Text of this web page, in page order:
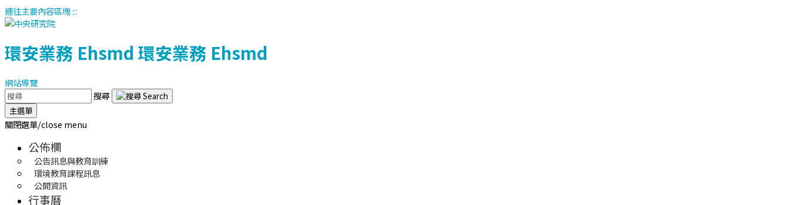
連往主要內容區塊:::
環安業務 Ehsmd 環安業務 Ehsmd
網站導覽
搜尋
主選單
關閉選單/close menu
公佈欄
公告訊息與教育訓練
環境教育課程訊息
公開資訊
行事曆